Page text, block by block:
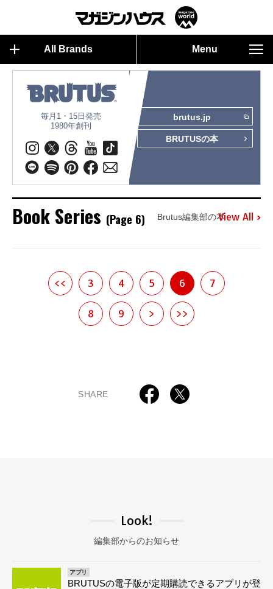
All Brands Menu
毎月1・15日発売
1980年創刊
brutus.jp
BRUTUSの本
Book Series (Page 6) Brutus編集部の本View All
<< 3 4 5 6 7
8 9 > >>
SHARE
Look!
編集部からのお知らせ
アプリ
BRUTUSの電子版が定期購読できるアプリが登